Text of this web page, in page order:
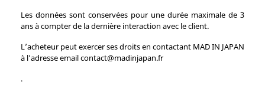
Les données sont conservées pour une durée maximale de 3
ans à compter de la dernière interaction avec le client.
L’acheteur peut exercer ses droits en contactant MAD IN JAPAN
à l’adresse email contact@madinjapan.fr
.